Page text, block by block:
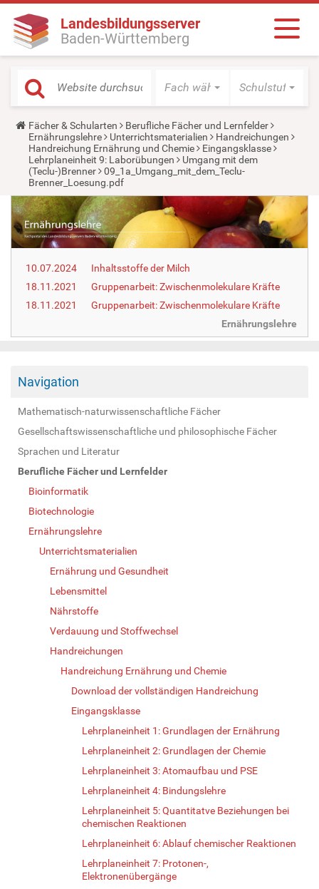
Landesbildungsserver
Baden-Württemberg
Fach wählen Schulstufe
Y
o
u
a
r
e
h
e
r
e
:
Fächer & Schularten
Berufliche Fächer und Lernfelder
Ernährungslehre
Unterrichtsmaterialien
Handreichungen
Handreichung Ernährung und Chemie
Eingangsklasse
Lehrplaneinheit 9: Laborübungen
Umgang mit dem
(Teclu-)Brenner
09_1a_Umgang_mit_dem_Teclu-
Brenner_Loesung.pdf
10.07.2024
Inhaltsstoffe der Milch
18.11.2021
Gruppenarbeit: Zwischenmolekulare Kräfte
18.11.2021
Gruppenarbeit: Zwischenmolekulare Kräfte
Ernährungslehre
Navigation
Mathematisch-naturwissenschaftliche Fächer
Gesellschaftswissenschaftliche und philosophische Fächer
Sprachen und Literatur
Berufliche Fächer und Lernfelder
Bioinformatik
Biotechnologie
Ernährungslehre
Unterrichtsmaterialien
Ernährung und Gesundheit
Lebensmittel
Nährstoffe
Verdauung und Stoffwechsel
Handreichungen
Handreichung Ernährung und Chemie
Download der vollständigen Handreichung
Eingangsklasse
Lehrplaneinheit 1: Grundlagen der Ernährung
Lehrplaneinheit 2: Grundlagen der Chemie
Lehrplaneinheit 3: Atomaufbau und PSE
Lehrplaneinheit 4: Bindungslehre
Lehrplaneinheit 5: Quantitatve Beziehungen bei
chemischen Reaktionen
Lehrplaneinheit 6: Ablauf chemischer Reaktionen
Lehrplaneinheit 7: Protonen-,
Elektronenübergänge